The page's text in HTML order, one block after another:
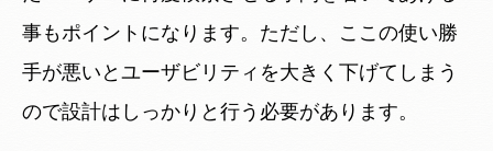
事もポイントになります。ただし、ここの使い勝
手が悪いとユーザビリティを大きく下げてしまう
ので設計はしっかりと行う必要があります。